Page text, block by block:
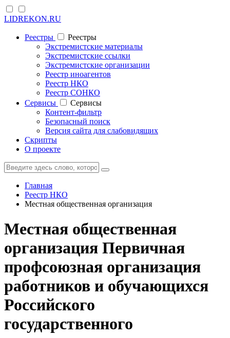
LIDREKON.RU
Реестры
Реестры
Экстремистские материалы
Экстремистские ссылки
Экстремистские организации
Реестр иноагентов
Реестр НКО
Реестр СОНКО
Cервисы
Cервисы
Контент-фильтр
Безопасный поиск
Версия сайта для слабовидящих
Скрипты
О проекте
Главная
Реестр НКО
Местная общественная организация
Местная общественная
организация Первичная
профсоюзная организация
работников и обучающихся
Российского
государственного